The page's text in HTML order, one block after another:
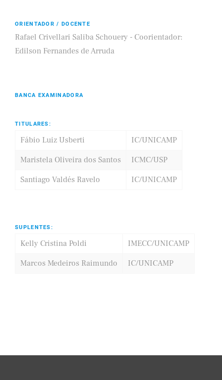
ORIENTADOR / DOCENTE
Rafael Crivellari Saliba Schouery - Coorientador:
Edilson Fernandes de Arruda
BANCA EXAMINADORA
TITULARES:
Fábio Luiz Usberti
IC/UNICAMP
Maristela Oliveira dos Santos
ICMC/USP
Santiago Valdés Ravelo
IC/UNICAMP
SUPLENTES:
Kelly Cristina Poldi
IMECC/UNICAMP
Marcos Medeiros Raimundo
IC/UNICAMP